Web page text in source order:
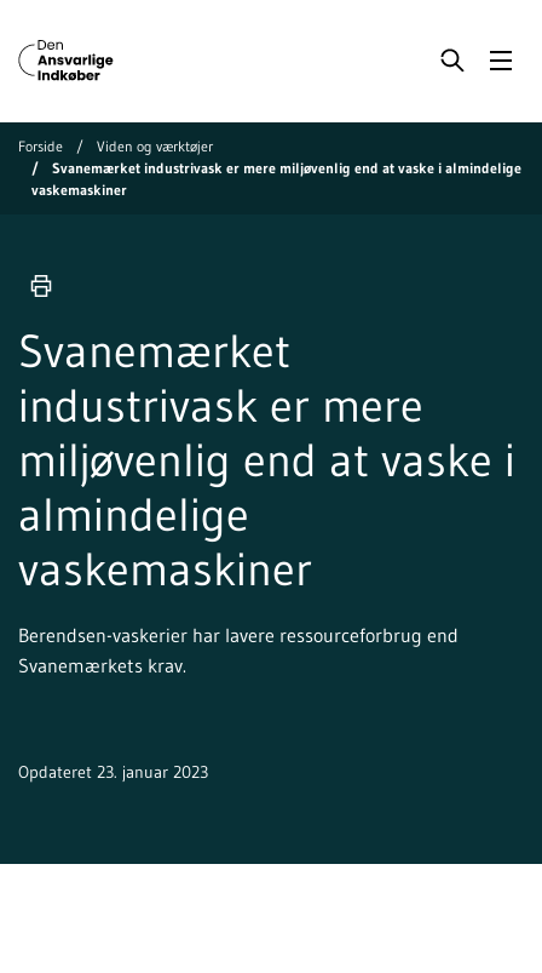
Forside
Viden og værktøjer
Svanemærket industrivask er mere miljøvenlig end at vaske i almindelige
vaskemaskiner
Svanemærket
industrivask er mere
miljøvenlig end at vaske i
almindelige
vaskemaskiner
Berendsen-vaskerier har lavere ressourceforbrug end
Svanemærkets krav.
Opdateret 23. januar 2023